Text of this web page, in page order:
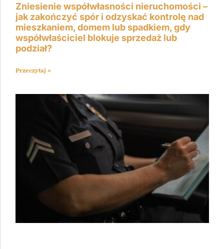
Zniesienie współwłasności nieruchomości –
jak zakończyć spór i odzyskać kontrolę nad
mieszkaniem, domem lub spadkiem, gdy
współwłaściciel blokuje sprzedaż lub
podział?
Przeczytaj »